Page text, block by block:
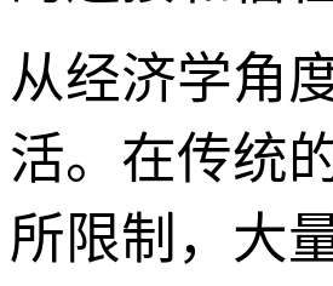
从经济学角
活。在传统
所限制，大